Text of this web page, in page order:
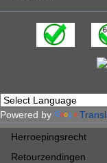
Powered by
Herroepingsrecht
Retourzendingen